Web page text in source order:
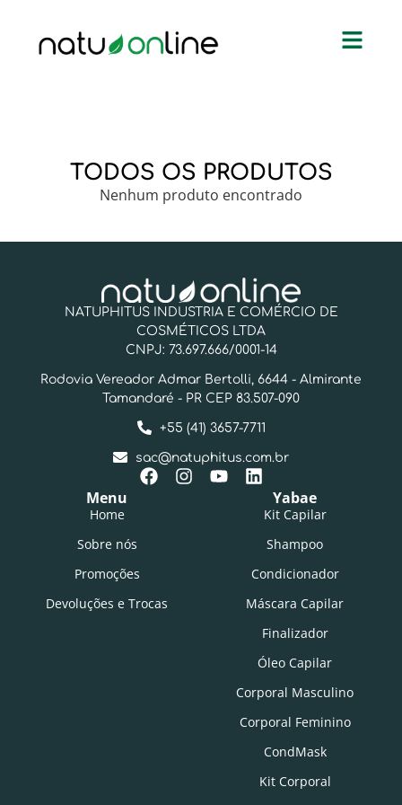
TODOS OS PRODUTOS
Nenhum produto encontrado
NATUPHITUS INDUSTRIA E COMÉRCIO DE
COSMÉTICOS LTDA
CNPJ: 73.697.666/0001-14
Rodovia Vereador Admar Bertolli, 6644 - Almirante
Tamandaré - PR CEP 83.507-090
+55 (41) 3657-7711
sac@natuphitus.com.br
Menu
Home
Sobre nós
Promoções
Devoluções e Trocas
Yabae
Kit Capilar
Shampoo
Condicionador
Máscara Capilar
Finalizador
Óleo Capilar
Corporal Masculino
Corporal Feminino
CondMask
Kit Corporal